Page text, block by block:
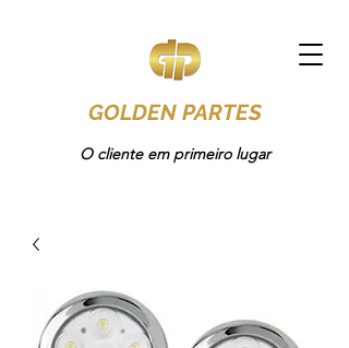
GOLDEN PARTES
O cliente em primeiro lugar